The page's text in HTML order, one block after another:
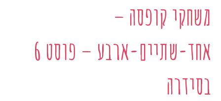
משחקי קופסה –
אחד-שתיים-ארבע – פוסט 6
בסידרה